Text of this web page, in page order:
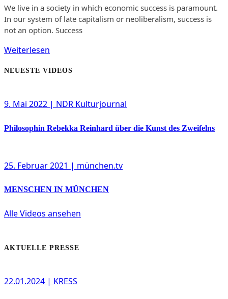
We live in a society in which economic success is paramount.
In our system of late capitalism or neoliberalism, success is
not an option. Success
Weiterlesen
NEUESTE VIDEOS
9. Mai 2022 | NDR Kulturjournal
Philosophin Rebekka Reinhard über die Kunst des Zweifelns
25. Februar 2021 | münchen.tv
MENSCHEN IN MÜNCHEN
Alle Videos ansehen
AKTUELLE PRESSE
22.01.2024 | KRESS